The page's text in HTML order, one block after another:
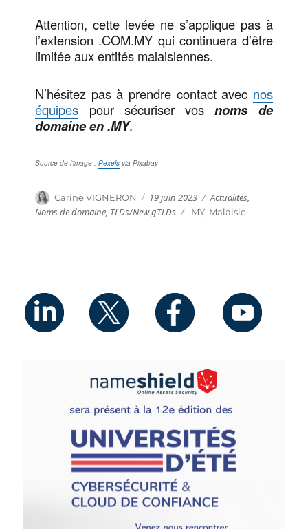
Attention, cette levée ne s’applique pas à
l’extension .COM.MY qui continuera d’être
limitée aux entités malaisiennes.
N’hésitez pas à prendre contact avec nos
équipes pour sécuriser vosnoms de
domaine en .MY.
Source de l’image :Pexels via Pixabay
Auteur
Carine VIGNERON Publié
le
19 juin 2023 Catégories
Actualités,
Noms de domaine, TLDs/New gTLDs Étiquettes
.MY, Malaisie